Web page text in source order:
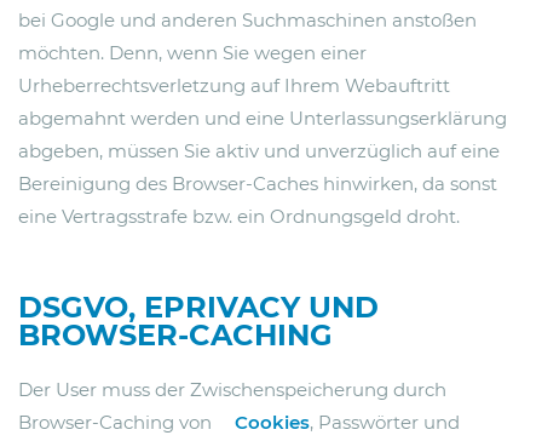
bei Google und anderen Suchmaschinen anstoßen
möchten. Denn, wenn Sie wegen einer
Urheberrechtsverletzung auf Ihrem Webauftritt
abgemahnt werden und eine Unterlassungserklärung
abgeben, müssen Sie aktiv und unverzüglich auf eine
Bereinigung des Browser-Caches hinwirken, da sonst
eine Vertragsstrafe bzw. ein Ordnungsgeld droht.
DSGVO, EPRIVACY UND
BROWSER-CACHING
Der User muss der Zwischenspeicherung durch
Browser-Caching von
Cookies, Passwörter und